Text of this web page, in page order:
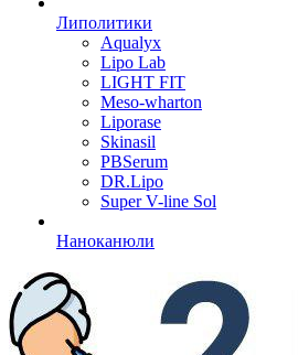
Липолитики
Aqualyx
Lipo Lab
LIGHT FIT
Meso-wharton
Liporase
Skinasil
PBSerum
DR.Lipo
Super V-line Sol
Наноканюли